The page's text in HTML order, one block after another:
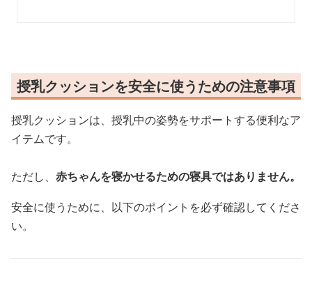
授乳クッションを安全に使うための注意事項
授乳クッションは、授乳中の姿勢をサポートする便利なア
イテムです。
ただし、 赤ちゃんを寝かせるための寝具ではありません。
安全に使うために、以下のポイントを必ず確認してくださ
い。